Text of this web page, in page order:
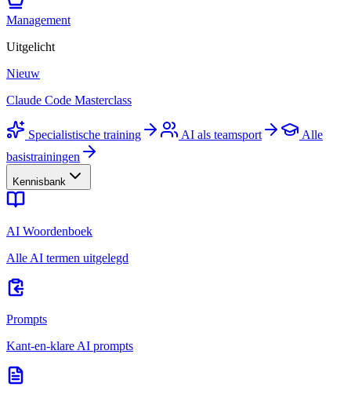
Management
Uitgelicht
Nieuw
Claude Code Masterclass
Specialistische training AI als teamsport
Alle
basistrainingen
Kennisbank
AI Woordenboek
Alle AI termen uitgelegd
Prompts
Kant-en-klare AI prompts